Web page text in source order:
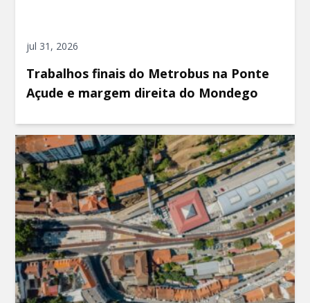
jul 31, 2026
Trabalhos finais do Metrobus na Ponte
Açude e margem direita do Mondego